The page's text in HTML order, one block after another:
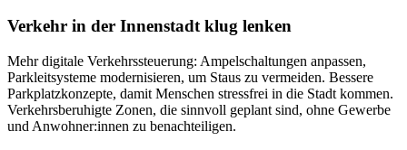
Verkehr in der Innenstadt klug lenken
Mehr digitale Verkehrssteuerung: Ampelschaltungen anpassen,
Parkleitsysteme modernisieren, um Staus zu vermeiden. Bessere
Parkplatzkonzepte, damit Menschen stressfrei in die Stadt kommen.
Verkehrsberuhigte Zonen, die sinnvoll geplant sind, ohne Gewerbe
und Anwohner:innen zu benachteiligen.